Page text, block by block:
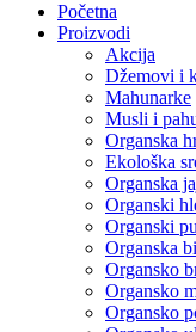
Početna
Proizvodi
Akcija
Džemovi i
Mahunarke
Musli i
Organska
Ekološka
Organska
Organski
Organski
Organska
Organsko
Organsko
Organsko